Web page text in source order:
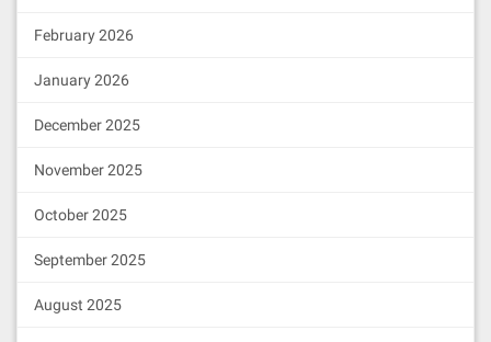
February 2026
January 2026
December 2025
November 2025
October 2025
September 2025
August 2025